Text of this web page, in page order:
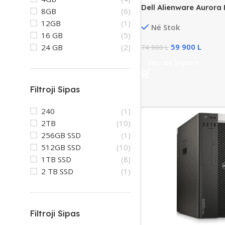
8GB
(6)
12GB
(1)
16 GB
(5)
24 GB
(2)
Filtroji Sipas
240
(1)
2TB
(10)
256GB SSD
(1)
512GB SSD
(10)
1TB SSD
(8)
2 TB SSD
(1)
Filtroji Sipas
Dell Alienware Aurora
512GB SSD NVMe,
Në Stok
74 900L 59 900 L